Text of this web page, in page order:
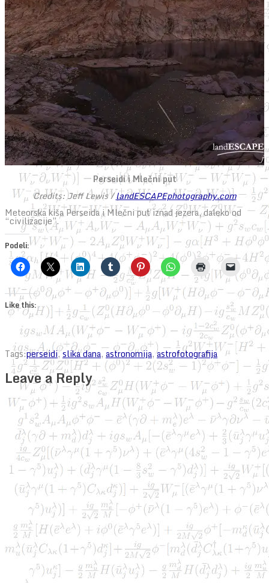
Perseidi i Mlečni put
Credits: Jeff Lewis /landESCAPEphotography.com
Meteorska kiša Perseida i Mlečni put iznad jezera, daleko od
“civilizacije”.
Podeli:
Like this:
Tags:perseidi,slika dana, astronomija,astrofotografija
Leave a Reply